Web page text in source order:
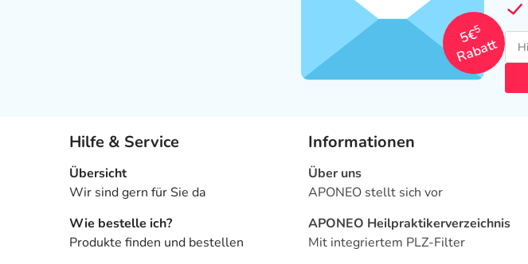
5€
5
Rabatt
Hilfe & Service
Übersicht
Wir sind gern für Sie da
Wie bestelle ich?
Produkte finden und bestellen
Informationen
Über uns
APONEO stellt sich vor
APONEO Heilpraktikerverzeichnis
Mit integriertem PLZ-Filter